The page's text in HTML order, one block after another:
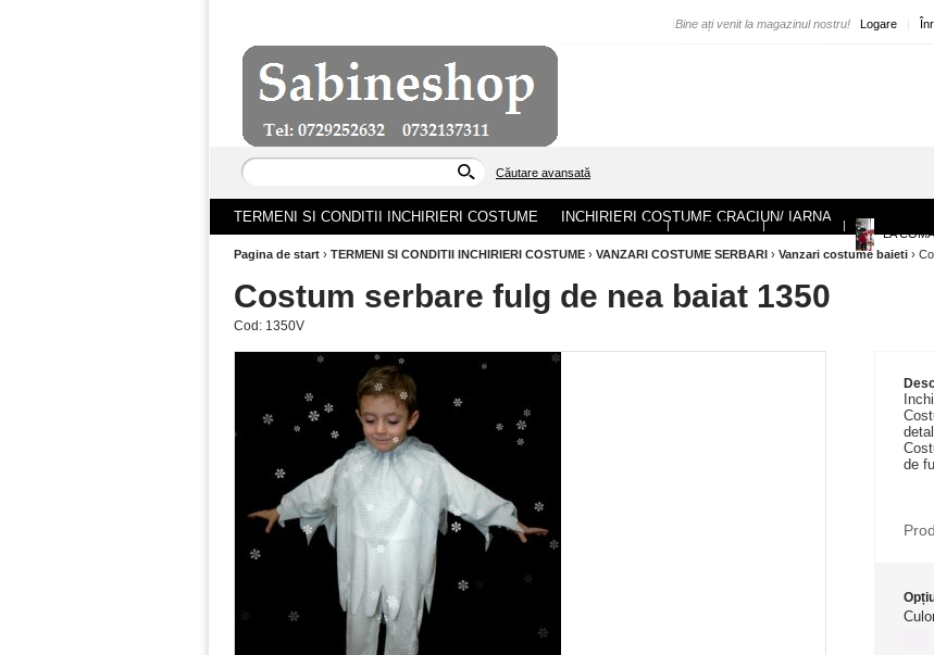
Logare
Bine ați venit la magazinul nostru!
Căutare avansată
ACASA | DESPRE NOI | CONTACT |
LA
TERMENI SI CONDITII INCHIRIERI COSTUME INCHIRIERI COSTUME CRACIUN/ IARNA
Pagina de start › TERMENI SI CONDITII INCHIRIERI COSTUME › VANZARI COSTUME SERBARI › Vanzari costume baieti ›
Costum serbare fulg de nea baiat 1350
Cod: 1350V
de